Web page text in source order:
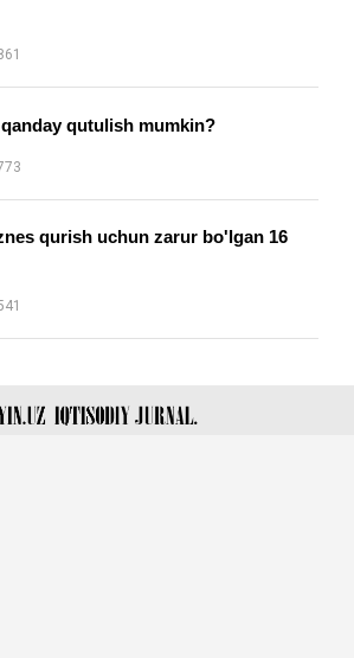
qutulish mumkin?
qurish uchun zarur bo'lgan 16